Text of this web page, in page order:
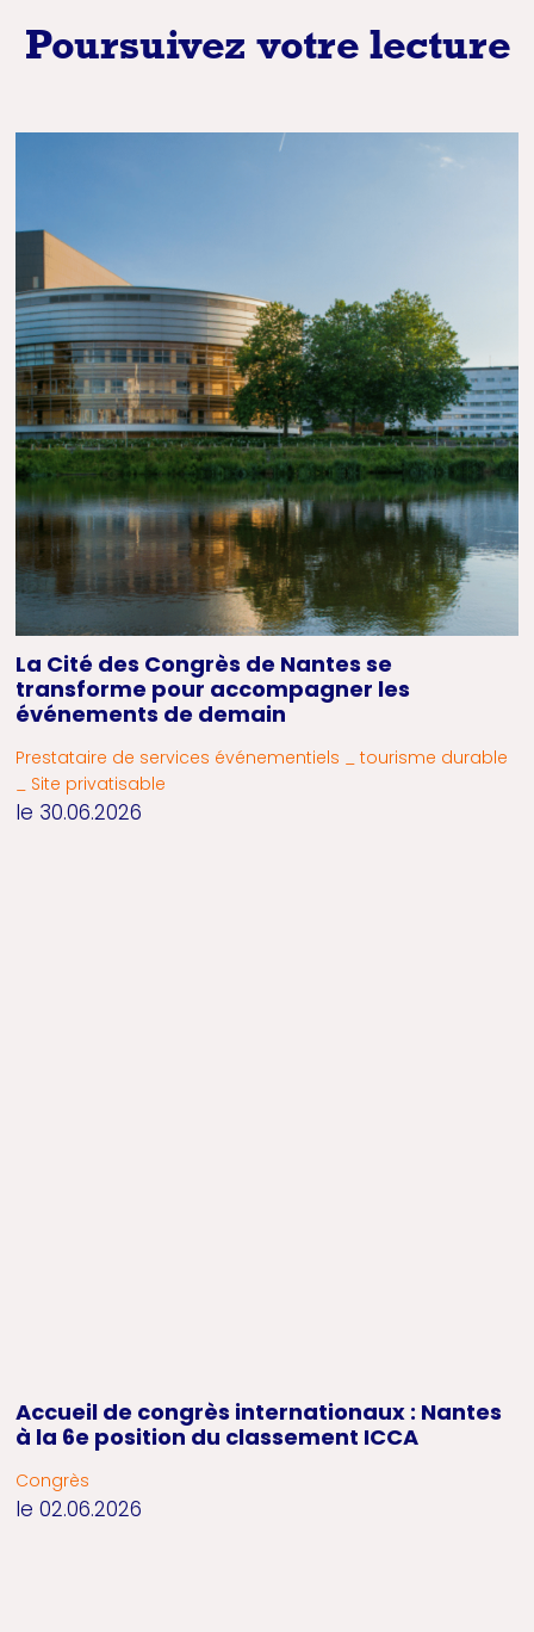
Poursuivez votre lecture
La Cité des Congrès de Nantes se
transforme pour accompagner les
événements de demain
Prestataire de services événementiels _ tourisme durable
_ Site privatisable
le 30.06.2026
Accueil de congrès internationaux : Nantes
à la 6e position du classement ICCA
Congrès
le 02.06.2026